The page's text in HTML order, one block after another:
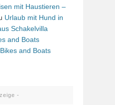
mit Haustieren –
Urlaub mit Hund in
Schakelvilla
and Boats
Bikes and Boats
-